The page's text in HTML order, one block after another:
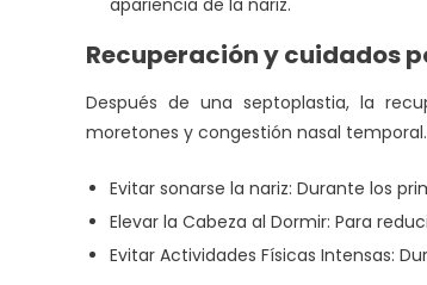
apariencia de la nariz.
Recuperación y cuidados
Después de una septoplastia, la
moretones y congestión nasal
Evitar sonarse la nariz: Durante los
Elevar la Cabeza al Dormir: Para
Evitar Actividades Físicas Intensas: